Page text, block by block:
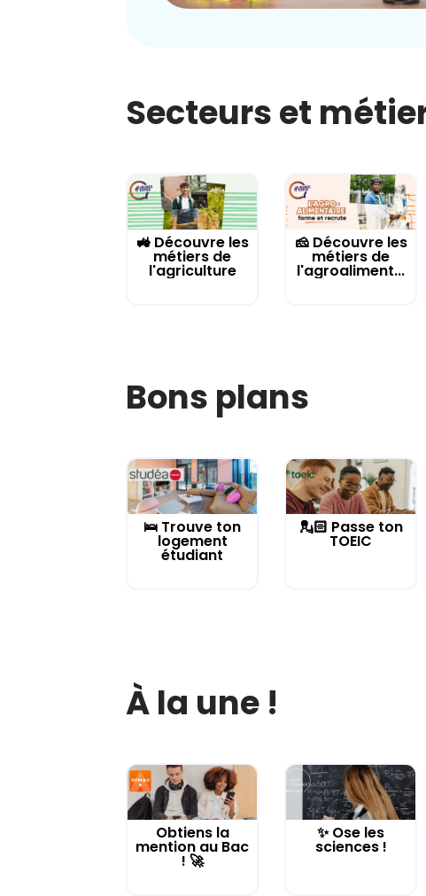
Secteurs et
🚜 Découvre les
métiers de
l'agriculture
🧀 Découvre les
métiers de
l'agroaliment...
Bons plans
🛌 Trouve ton
logement
étudiant
💂🏻 Passe ton
TOEIC
À la une !
Obtiens la
mention au Bac
! 🚀
✨ Ose les
sciences !